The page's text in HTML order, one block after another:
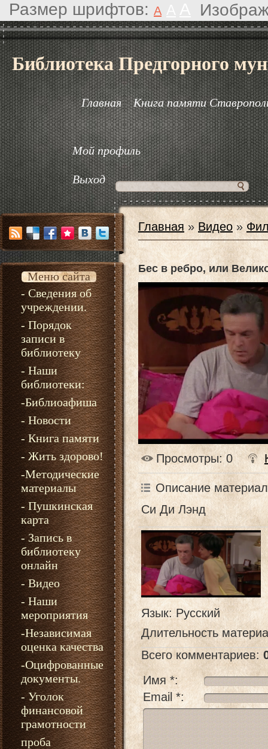
Размер шрифтов: A
Библиотека Предгорного
Главная Книга памяти
Мой профиль
Выход
Меню сайта
- Сведения об
учреждении.
- Порядок
записи в
библиотеку
- Наши
библиотеки:
-Библиоафиша
- Новости
- Книга памяти
- Жить здорово!
-Методические
материалы
- Пушкинская
карта
- Запись в
библиотеку
онлайн
- Видео
- Наши
мероприятия
-Независимая
оценка качества
-Оцифрованные
документы.
- Уголок
финансовой
грамотности
проба
Главная »Видео »
Бес в ребро, или
Просмотры: 0
Описание
Си Ди Лэнд
Язык: Русский
Длительность
Всего комментариев:
Имя *:
Email *: